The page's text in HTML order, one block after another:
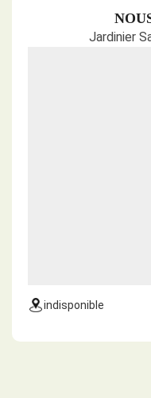
Jardinier
indisponible